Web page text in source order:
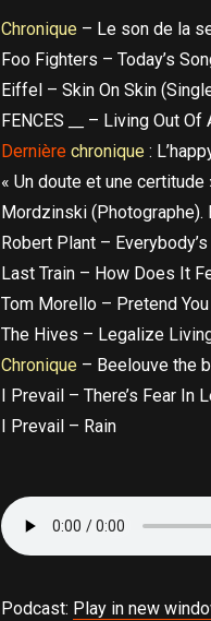
Chronique – Le son de la
Foo Fighters – Today’s
Eiffel – Skin On Skin
FENCES
– Living Out Of
Dernière chronique :
« Un doute et une
Mordzinski (Photographe).
Robert Plant –
Last Train – How Does It
Tom Morello – Pretend
The Hives – Legalize
Chronique – Beelouve the
I Prevail – There’s Fear In
I Prevail – Rain
Podcast: Play in new